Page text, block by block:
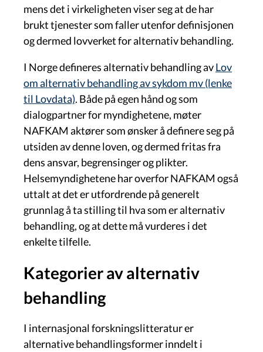
mens det i virkeligheten viser seg at de har
brukt tjenester som faller utenfor definisjonen
og dermed lovverket for alternativ behandling.
I Norge defineres alternativ behandling avLov
om alternativ behandling av sykdom mv (lenke
til Lovdata). Både på egen hånd og som
dialogpartner for myndighetene, møter
NAFKAM aktører som ønsker å definere seg på
utsiden av denne loven, og dermed fritas fra
dens ansvar, begrensinger og plikter.
Helsemyndighetene har overfor NAFKAM også
uttalt at det er utfordrende på generelt
grunnlag å ta stilling til hva som er alternativ
behandling, og at dette må vurderes i det
enkelte tilfelle.
Kategorier av alternativ
behandling
I internasjonal forskningslitteratur er
alternative behandlingsformer inndelt i